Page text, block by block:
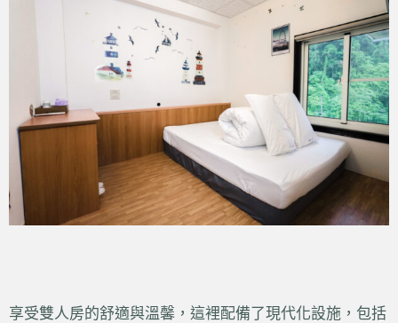
享受雙人房的舒適與溫馨，這裡配備了現代化設施，包括